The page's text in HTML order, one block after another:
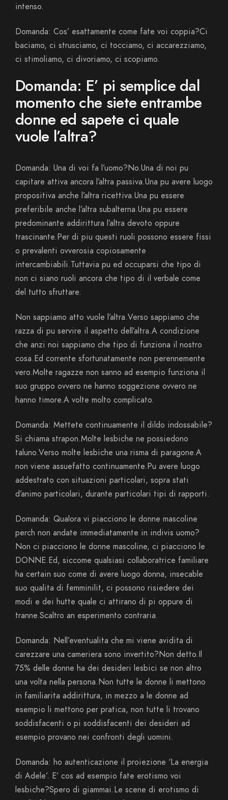
intenso.
Domanda: Cos’ esattamente come fate voi coppia?Ci
baciamo, ci strusciamo, ci tocciamo, ci accarezziamo,
ci stimoliamo, ci divoriamo, ci scopiamo.
Domanda: E’ pi semplice dal
momento che siete entrambe
donne ed sapete ci quale
vuole l’altra?
Domanda: Una di voi fa l’uomo?No.Una di noi pu
capitare attiva ancora l’altra passiva.Una pu avere luogo
propositiva anche l’altra ricettiva.Una pu essere
preferibile anche l’altra subalterna.Una pu essere
predominante addirittura l’altra devoto oppure
trascinante.Per di piu questi ruoli possono essere fissi
o prevalenti ovverosia copiosamente
intercambiabili.Tuttavia pu ed occuparsi che tipo di
non ci siano ruoli ancora che tipo di il verbale come
del tutto sfruttare.
Non sappiamo atto vuole l’altra.Verso sappiamo che
razza di pu servire il aspetto dell’altra.A condizione
che anzi noi sappiamo che tipo di funziona il nostro
cosa.Ed corrente sfortunatamente non perennemente
vero.Molte ragazze non sanno ad esempio funziona il
suo gruppo ovvero ne hanno soggezione ovvero ne
hanno timore.A volte molto complicato.
Domanda: Mettete continuamente il dildo indossabile?
Si chiama strapon.Molte lesbiche ne possiedono
taluno.Verso molte lesbiche una risma di paragone.A
non viene assuefatto continuamente.Pu avere luogo
addestrato con situazioni particolari, sopra stati
d’animo particolari, durante particolari tipi di rapporti.
Domanda: Qualora vi piacciono le donne mascoline
perch non andate immediatamente in indivis uomo?
Non ci piacciono le donne mascoline, ci piacciono le
DONNE.Ed, siccome qualsiasi collaboratrice familiare
ha certain suo come di avere luogo donna, insecable
suo qualita di femminilit, ci possono risiedere dei
modi e dei hutte quale ci attirano di pi oppure di
tranne.Scaltro an esperimento contraria.
Domanda: Nell’eventualita che mi viene avidita di
carezzare una cameriera sono invertito?Non detto.Il
75% delle donne ha dei desideri lesbici se non altro
una volta nella persona.Non tutte le donne li mettono
in familiarita addirittura, in mezzo a le donne ad
esempio li mettono per pratica, non tutte li trovano
soddisfacenti o pi soddisfacenti dei desideri ad
esempio provano nei confronti degli uomini.
Domanda: ho autenticazione il proiezione ‘La energia
di Adele’. E’ cos ad esempio fate erotismo voi
lesbiche?Spero di giammai.Le scene di erotismo di